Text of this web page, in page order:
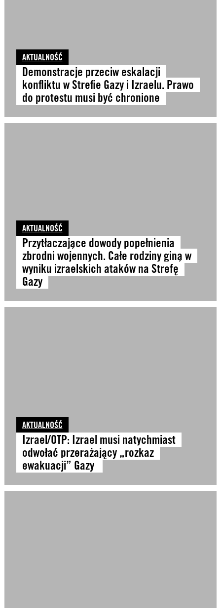
AKTUALNOŚĆ
Demonstracje przeciw eskalacji
konfliktu w Strefie Gazy i Izraelu. Prawo
do protestu musi być chronione
AKTUALNOŚĆ
Przytłaczające dowody popełnienia
zbrodni wojennych. Całe rodziny giną w
wyniku izraelskich ataków na Strefę
Gazy
AKTUALNOŚĆ
Izrael/OTP: Izrael musi natychmiast
odwołać przerażający „rozkaz
ewakuacji” Gazy